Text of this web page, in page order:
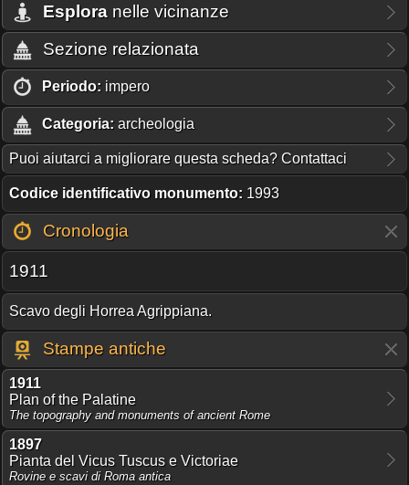
Esplora nelle vicinanze
Sezione relazionata
Periodo: impero
Categoria: archeologia
Puoi aiutarci a migliorare questa scheda? Contattaci
Codice identificativo monumento: 1993
Cronologia
1911
Scavo degli Horrea Agrippiana.
Stampe antiche
1911
Plan of the Palatine
The topography and monuments of ancient Rome
1897
Pianta del Vicus Tuscus e Victoriae
Rovine e scavi di Roma antica